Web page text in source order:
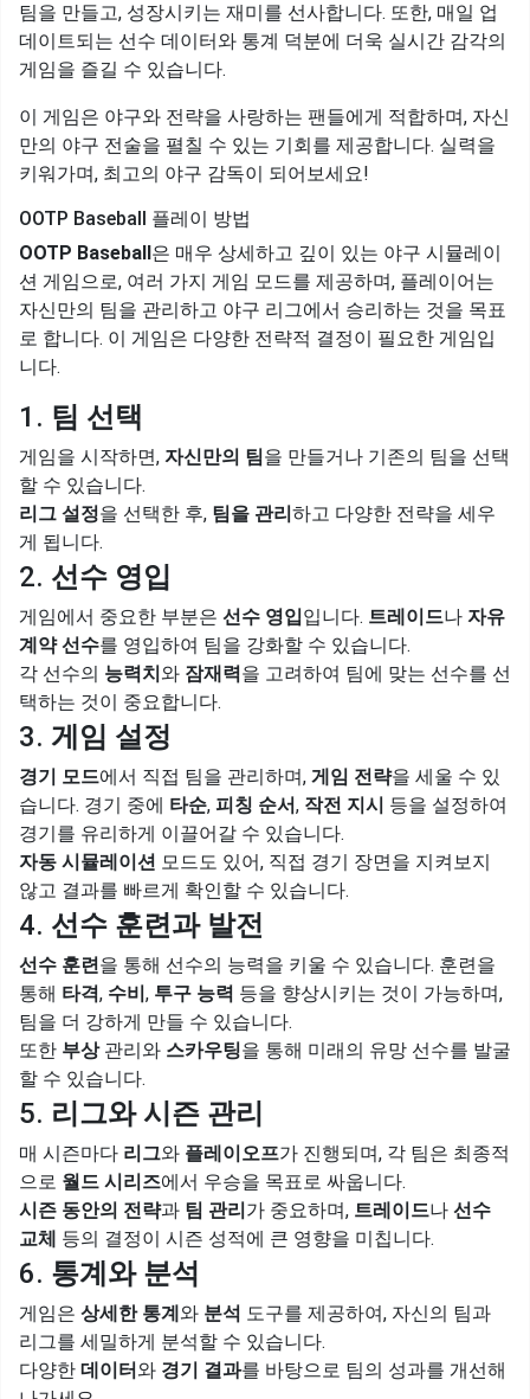
팀을 만들고, 성장시키는 재미를 선사합니다. 또한, 매일 업
데이트되는 선수 데이터와 통계 덕분에 더욱 실시간 감각의
게임을 즐길 수 있습니다.
이 게임은 야구와 전략을 사랑하는 팬들에게 적합하며, 자신
만의 야구 전술을 펼칠 수 있는 기회를 제공합니다. 실력을
키워가며, 최고의 야구 감독이 되어보세요!
OOTP Baseball 플레이 방법
OOTP Baseball은 매우 상세하고 깊이 있는 야구 시뮬레이
션 게임으로, 여러 가지 게임 모드를 제공하며, 플레이어는
자신만의 팀을 관리하고 야구 리그에서 승리하는 것을 목표
로 합니다. 이 게임은 다양한 전략적 결정이 필요한 게임입
니다.
1. 팀 선택
게임을 시작하면, 자신만의 팀을 만들거나 기존의 팀을 선택
할 수 있습니다.
리그 설정을 선택한 후, 팀을 관리하고 다양한 전략을 세우
게 됩니다.
2. 선수 영입
게임에서 중요한 부분은 선수 영입입니다. 트레이드나 자유
계약 선수를 영입하여 팀을 강화할 수 있습니다.
각 선수의 능력치와 잠재력을 고려하여 팀에 맞는 선수를 선
택하는 것이 중요합니다.
3. 게임 설정
경기 모드에서 직접 팀을 관리하며, 게임 전략을 세울 수 있
습니다. 경기 중에 타순, 피칭 순서, 작전 지시 등을 설정하여
경기를 유리하게 이끌어갈 수 있습니다.
자동 시뮬레이션 모드도 있어, 직접 경기 장면을 지켜보지
않고 결과를 빠르게 확인할 수 있습니다.
4. 선수 훈련과 발전
선수 훈련을 통해 선수의 능력을 키울 수 있습니다. 훈련을
통해 타격, 수비, 투구 능력 등을 향상시키는 것이 가능하며,
팀을 더 강하게 만들 수 있습니다.
또한 부상관리와 스카우팅을 통해 미래의 유망 선수를 발굴
할 수 있습니다.
5. 리그와 시즌 관리
매 시즌마다 리그와 플레이오프가 진행되며, 각 팀은 최종적
으로 월드 시리즈에서 우승을 목표로 싸웁니다.
시즌 동안의 전략과 팀 관리가 중요하며, 트레이드나 선수
교체 등의 결정이 시즌 성적에 큰 영향을 미칩니다.
6. 통계와 분석
게임은 상세한 통계와 분석 도구를 제공하여, 자신의 팀과
리그를 세밀하게 분석할 수 있습니다.
다양한 데이터와 경기 결과를 바탕으로 팀의 성과를 개선해